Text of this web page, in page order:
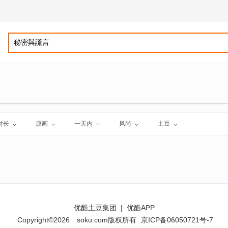
长 原画 一天内 风尚 土豆
优酷土豆集团 | 优酷APP
Copyright©2026
soku.com版权所有 京ICP备06050721号-7